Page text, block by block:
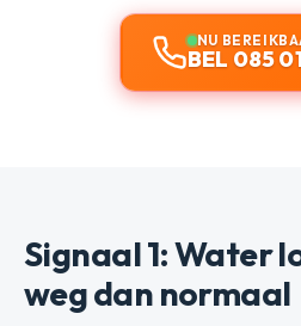
NU
BEL 085
Signaal 1: Water
weg dan normaal